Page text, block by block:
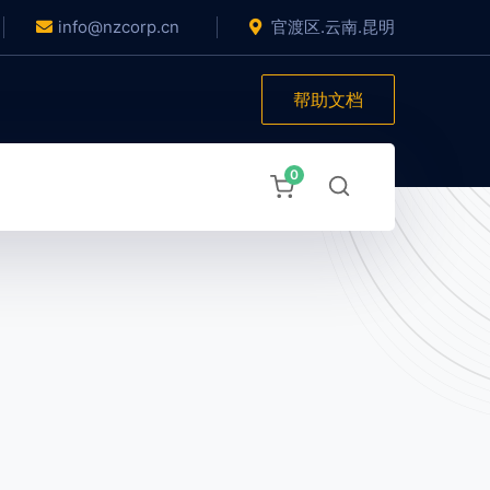
info@nzcorp.cn 官渡区.云南.昆明
帮助文档
0